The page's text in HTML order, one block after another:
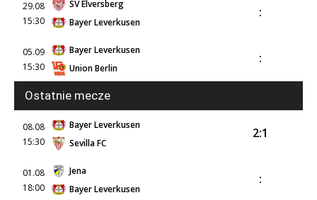
29.08
15:30
SV Elversberg
Bayer Leverkusen
:
05.09
15:30
Bayer Leverkusen
Union Berlin
:
Ostatnie mecze
08.08
15:30
Bayer Leverkusen
Sevilla FC
2:1
01.08
18:00
Jena
Bayer Leverkusen
: